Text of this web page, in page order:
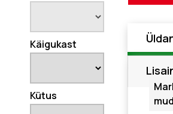
Käigukast
Kütus